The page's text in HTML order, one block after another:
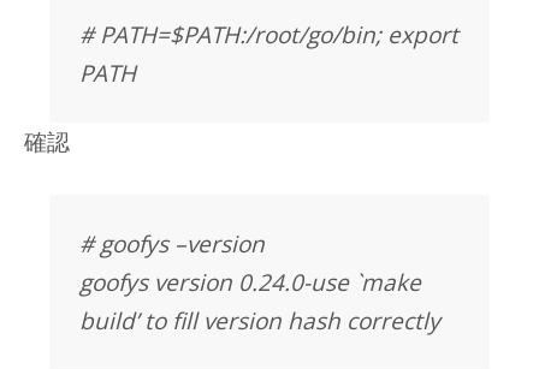
# PATH=$PATH:/root/go/bin; export
PATH
確認
# goofys –version
goofys version 0.24.0-use `make
build’ to fill version hash correctly